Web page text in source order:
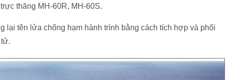
thăng MH-60R, MH-60S.
lại tên lửa chống hạm hành trình bằng cách tích hợp và phối